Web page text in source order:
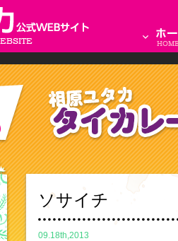
ソサイチ
09.18th,2013